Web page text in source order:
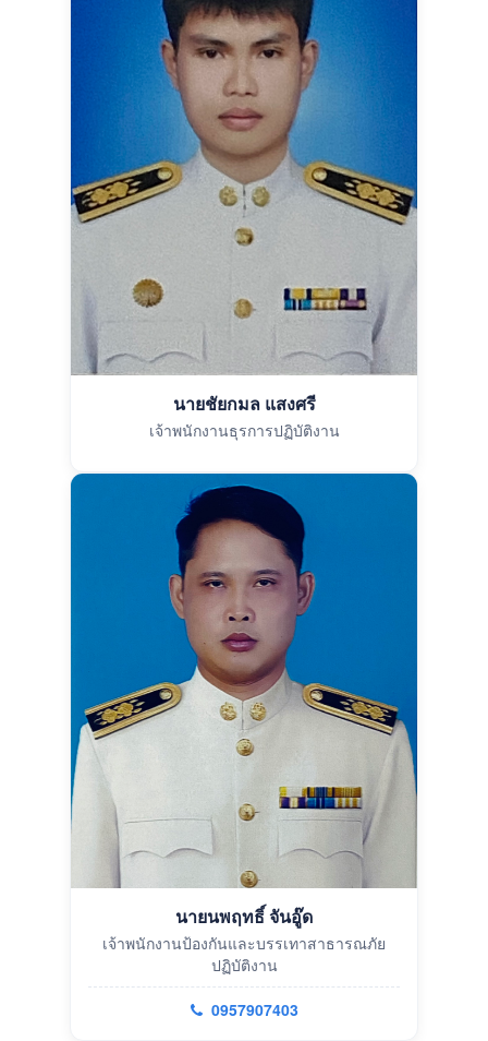
นายชัยกมล แสงศรี
เจ้าพนักงานธุรการปฏิบัติงาน
นายนพฤทธิ์ จันอู๊ด
เจ้าพนักงานป้องกันและบรรเทาสาธารณภัย
ปฏิบัติงาน
0957907403